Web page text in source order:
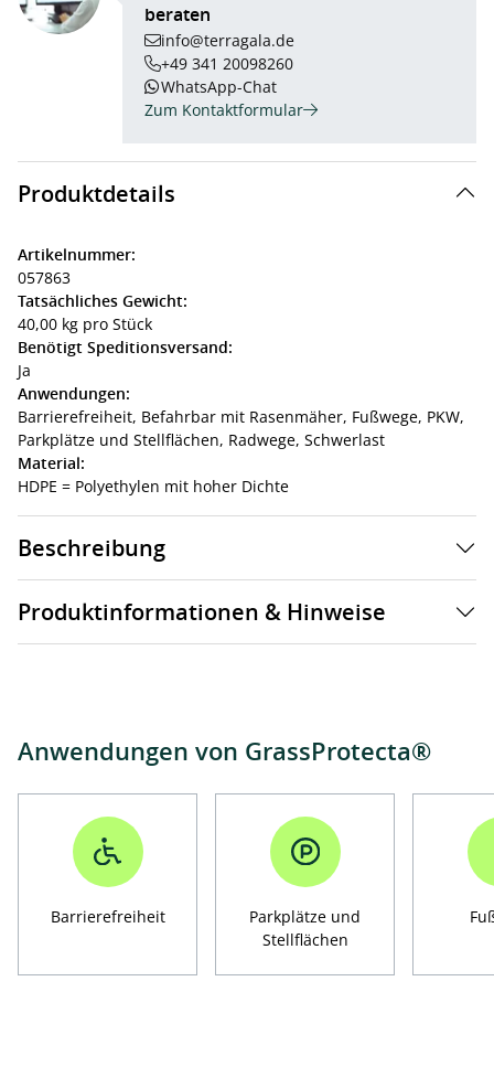
beraten
info@terragala.de
+49 341 20098260
WhatsApp-Chat
Zum Kontaktformular
Produktdetails
Artikelnummer:
057863
Tatsächliches Gewicht:
40,00 kg pro Stück
Benötigt Speditionsversand:
Ja
Anwendungen:
Barrierefreiheit, Befahrbar mit Rasenmäher, Fußwege, PKW,
Parkplätze und Stellflächen, Radwege, Schwerlast
Material:
HDPE = Polyethylen mit hoher Dichte
Beschreibung
Produktinformationen & Hinweise
Anwendungen von GrassProtecta®
Barrierefreiheit
Parkplätze und
Stellflächen